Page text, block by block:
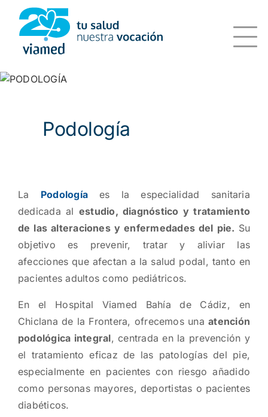
Saltar
contenido
Podología
La Podología es la especialidad sanitaria
dedicada al estudio, diagnóstico y tratamiento
de las alteraciones y enfermedades del pie. Su
objetivo es prevenir, tratar y aliviar las
afecciones que afectan a la salud podal, tanto en
pacientes adultos como pediátricos.
En el Hospital Viamed Bahía de Cádiz, en
Chiclana de la Frontera, ofrecemos unaatención
podológica integral, centrada en la prevención y
el tratamiento eficaz de las patologías del pie,
especialmente en pacientes con riesgo añadido
como personas mayores, deportistas o pacientes
diabéticos.